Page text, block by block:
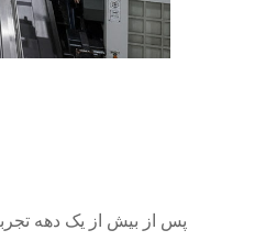
پس از بیش از یک دهه